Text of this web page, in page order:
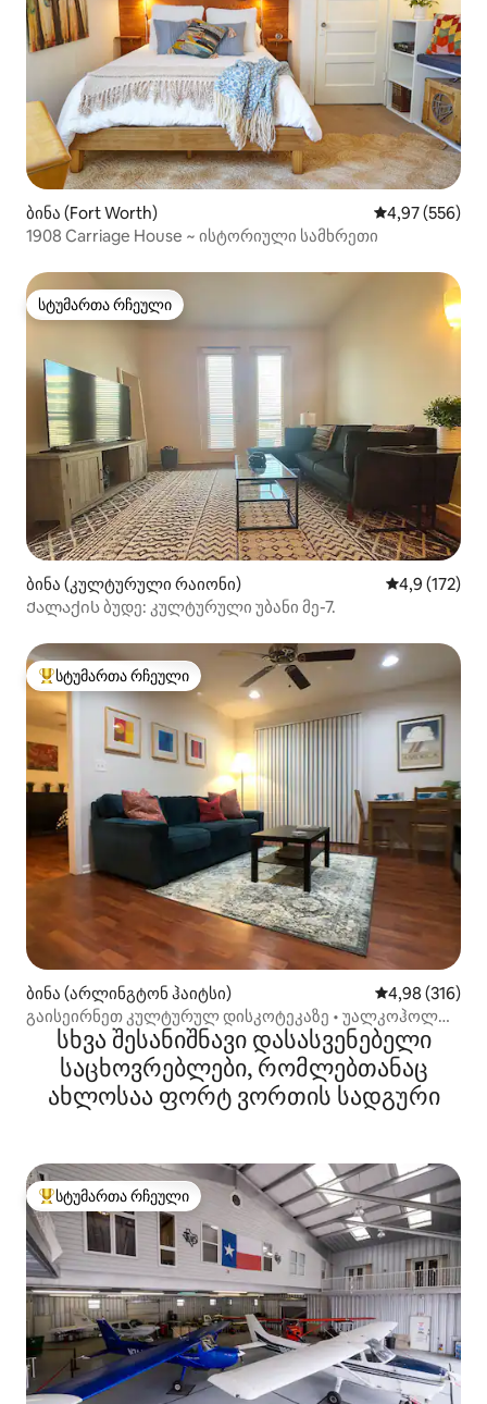
ბინა (Fort Worth) საშუალო
4,97 (556)
1908 Carriage House ~ ისტორიული სამხრეთი
სტუმართა რჩეული
სტუმართა რჩეული
ბინა (კულტურული რაიონი) საშუალო
4,9 (172)
Ქალაქის ბუდე: კულტურული უბანი მე-7.
სტუმართა რჩეული მოწინავე ვარიანტი
სტუმართა რჩეული
ბინა (არლინგტონ ჰაიტსი) საშუალო
4,98 (316)
გაისეირნეთ კულტურულ დისკოტეკაზე • უალკოჰოლო
კოქტეილები • დივნები • %
სხვა შესანიშნავი დასასვენებელი
საცხოვრებლები, რომლებთანაც
ახლოსაა ფორტ ვორთის სადგური
სტუმართა რჩეული მოწინავე ვარიანტი
სტუმართა რჩეული